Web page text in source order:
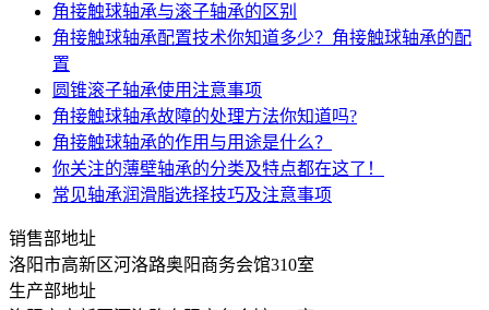
角接触球轴承与滚子轴承的区别
角接触球轴承配置技术你知道多少？角接触球轴承的配
置
圆锥滚子轴承使用注意事项
角接触球轴承故障的处理方法你知道吗?
角接触球轴承的作用与用途是什么？
你关注的薄壁轴承的分类及特点都在这了！
常见轴承润滑脂选择技巧及注意事项
销售部地址
洛阳市高新区河洛路奥阳商务会馆310室
生产部地址